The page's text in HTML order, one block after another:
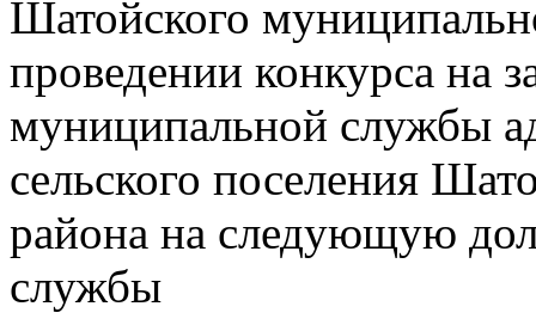
Шатойского
проведении конкурса на
муниципальной службы
сельского поселения
района на следующую
службы